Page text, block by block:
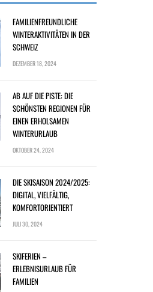
FAMILIENFREUNDLICHE
WINTERAKTIVITÄTEN IN DER
SCHWEIZ
DEZEMBER 18, 2024
AB AUF DIE PISTE: DIE
SCHÖNSTEN REGIONEN FÜR
EINEN ERHOLSAMEN
WINTERURLAUB
OKTOBER 24, 2024
DIE SKISAISON 2024/2025:
DIGITAL, VIELFÄLTIG,
KOMFORTORIENTIERT
JULI 30, 2024
SKIFERIEN –
ERLEBNISURLAUB FÜR
FAMILIEN